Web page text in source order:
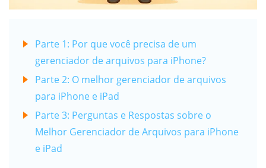
Parte 1: Por que você precisa de um
gerenciador de arquivos para iPhone?
Parte 2: O melhor gerenciador de arquivos
para iPhone e iPad
Parte 3: Perguntas e Respostas sobre o
Melhor Gerenciador de Arquivos para iPhone
e iPad